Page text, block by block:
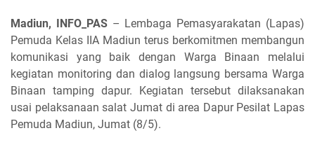
Madiun, INFO_PAS – Lembaga Pemasyarakatan (Lapas)
Pemuda Kelas IIA Madiun terus berkomitmen membangun
komunikasi yang baik dengan Warga Binaan melalui
kegiatan monitoring dan dialog langsung bersama Warga
Binaan tamping dapur. Kegiatan tersebut dilaksanakan
usai pelaksanaan salat Jumat di area Dapur Pesilat Lapas
Pemuda Madiun, Jumat (8/5).